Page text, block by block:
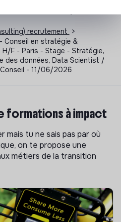
recrutement
>
Conseil en stratégie &
F - Paris - Stage - Stratégie,
des données, Data Scientist /
- 11/06/2026
à impact
tu ne sais pas par où
on te propose une
métiers de la transition